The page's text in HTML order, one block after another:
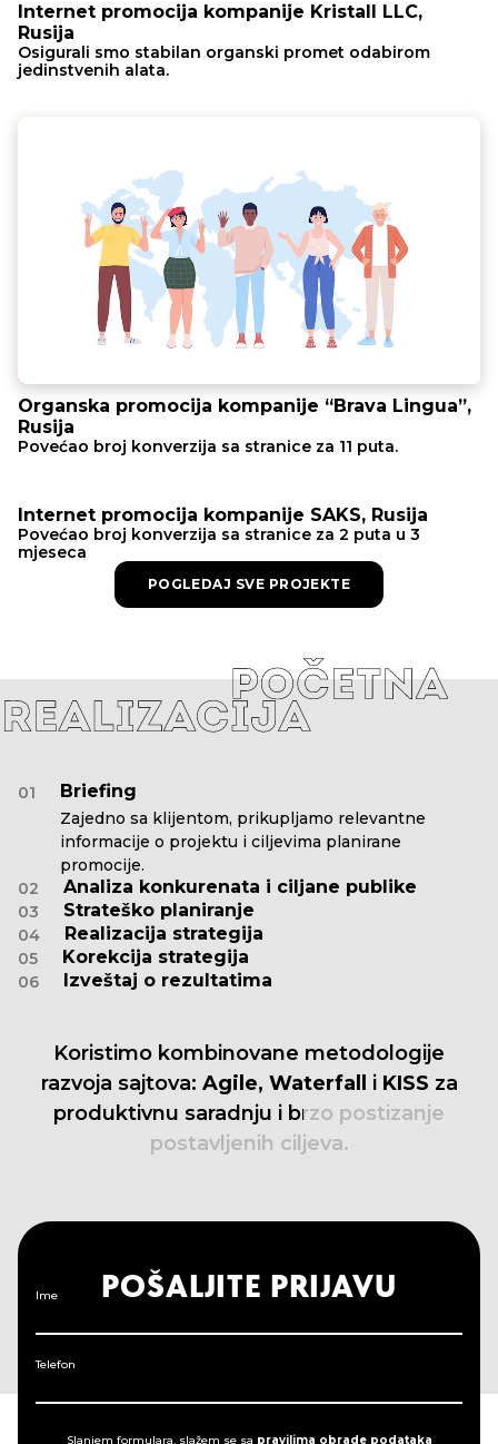
Internet promocija kompanije Kristall LLC,
Rusija
Osigurali smo stabilan organski promet odabirom
jedinstvenih alata.
Organska promocija kompanije “Brava Lingua”,
Rusija
Povećao broj konverzija sa stranice za 11 puta.
Internet promocija kompanije SAKS, Rusija
Povećao broj konverzija sa stranice za 2 puta u 3
mjeseca
POGLEDAJ SVE PROJEKTE
01 Briefing
Zajedno sa klijentom, prikupljamo relevantne
informacije o projektu i ciljevima planirane
promocije.
02
Analiza konkurenata i ciljane publike
03 Strateško planiranje
04 Realizacija strategija
05 Korekcija strategija
06 Izveštaj o rezultatima
Koristimo kombinovane metodologije
razvoja sajtova: Agile, Waterfall i KISS za
produktivnu saradnju i brzo postizanje
postavljenih ciljeva.
Ime
Telefon
Slanjem formulara, slažem se sa pravilima obrade podataka
POŠALJITE PRIJAVU